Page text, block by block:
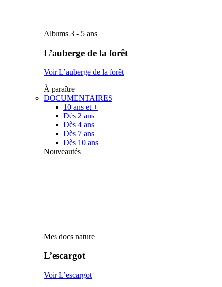
Albums 3 - 5 ans
L’auberge de la forêt
Voir L’auberge de la forêt
À paraître
DOCUMENTAIRES
10 ans et +
Dès 2 ans
Dès 4 ans
Dès 7 ans
Dès 10 ans
Nouveautés
Mes docs nature
L’escargot
Voir L’escargot